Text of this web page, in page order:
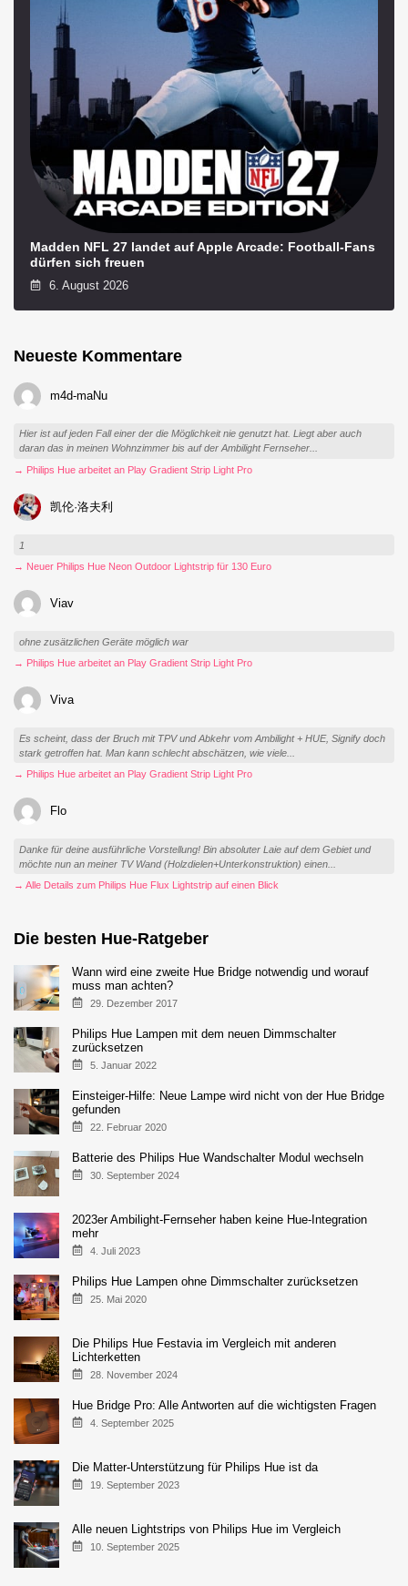
Madden NFL 27 landet auf Apple Arcade: Football-Fans
dürfen sich freuen
6. August 2026
Neueste Kommentare
m4d-maNu
Hier ist auf jeden Fall einer der die Möglichkeit nie genutzt hat. Liegt aber auch
daran das in meinen Wohnzimmer bis auf der Ambilight Fernseher...
→ Philips Hue arbeitet an Play Gradient Strip Light Pro
凯伦·洛夫利
1
→ Neuer Philips Hue Neon Outdoor Lightstrip für 130 Euro
Viav
ohne zusätzlichen Geräte möglich war
→ Philips Hue arbeitet an Play Gradient Strip Light Pro
Viva
Es scheint, dass der Bruch mit TPV und Abkehr vom Ambilight + HUE, Signify doch
stark getroffen hat. Man kann schlecht abschätzen, wie viele...
→ Philips Hue arbeitet an Play Gradient Strip Light Pro
Flo
Danke für deine ausführliche Vorstellung! Bin absoluter Laie auf dem Gebiet und
möchte nun an meiner TV Wand (Holzdielen+Unterkonstruktion) einen...
→ Alle Details zum Philips Hue Flux Lightstrip auf einen Blick
Die besten Hue-Ratgeber
Wann wird eine zweite Hue Bridge notwendig und worauf
muss man achten?
29. Dezember 2017
Philips Hue Lampen mit dem neuen Dimmschalter
zurücksetzen
5. Januar 2022
Einsteiger-Hilfe: Neue Lampe wird nicht von der Hue Bridge
gefunden
22. Februar 2020
Batterie des Philips Hue Wandschalter Modul wechseln
30. September 2024
2023er Ambilight-Fernseher haben keine Hue-Integration
mehr
4. Juli 2023
Philips Hue Lampen ohne Dimmschalter zurücksetzen
25. Mai 2020
Die Philips Hue Festavia im Vergleich mit anderen
Lichterketten
28. November 2024
Hue Bridge Pro: Alle Antworten auf die wichtigsten Fragen
4. September 2025
Die Matter-Unterstützung für Philips Hue ist da
19. September 2023
Alle neuen Lightstrips von Philips Hue im Vergleich
10. September 2025